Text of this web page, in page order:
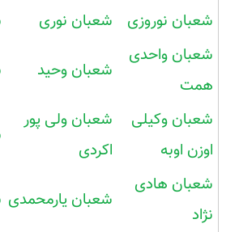
شعبان نوروزی شعبان نوری
شعبان واحدی
همت
شعبان وحید
شعبان وکیلی
اوزن اوبه
شعبان ولی پور
اکردی
شعبان هادی
نژاد
شعبان یارمحمدی